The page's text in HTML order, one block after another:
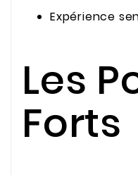
Expérience
Les
Forts